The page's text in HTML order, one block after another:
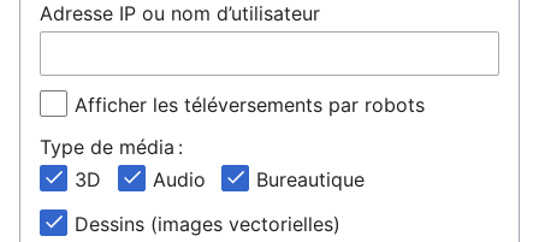
Adresse IP ou nom d’utilisateur
Afficher les téléversements par robots
Type de média :
3D
Audio
Bureautique
Dessins (images vectorielles)